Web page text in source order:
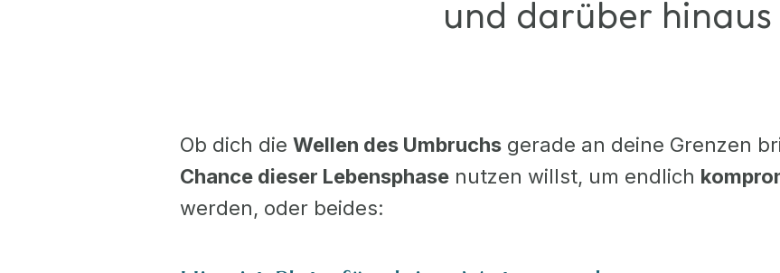
und darüber hinaus
Ob dich die Wellen des Umbruchs gerade an deine Grenzen
Chance dieser Lebensphase nutzen willst, um endlich
werden, oder beides: